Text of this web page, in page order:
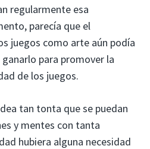
regularmente esa
parecía que el
juegos como arte aún podía
para promover la
de los juegos.
tan tonta que se puedan
y mentes con tanta
hubiera alguna necesidad